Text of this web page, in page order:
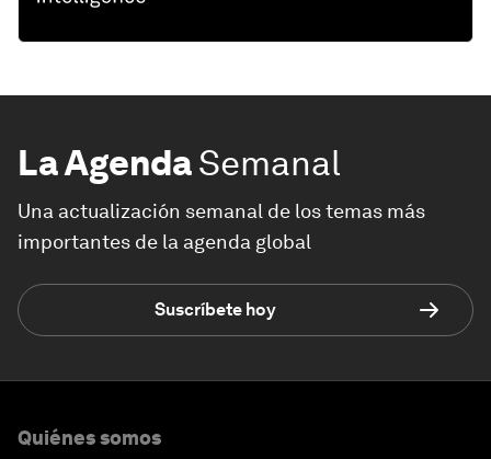
La AgendaSemanal
Una actualización semanal de los temas más
importantes de la agenda global
Suscríbete hoy
Quiénes somos